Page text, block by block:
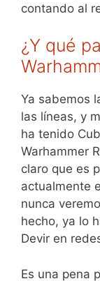
contando al
¿Y qué
Ya sabemos
las líneas, y
ha tenido
Warhammer
claro que es
actualmente
nunca
hecho, ya lo
Devir en
Es una pena